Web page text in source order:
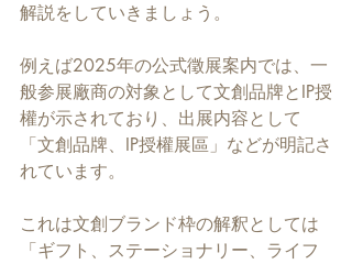
解説をしていきましょう。
例えば2025年の公式徵展案内では、一
般参展廠商の対象として文創品牌とIP授
權が示されており、出展内容として
「文創品牌、IP授權展區」などが明記さ
れています。
これは文創ブランド枠の解釈としては
「ギフト、ステーショナリー、ライフ